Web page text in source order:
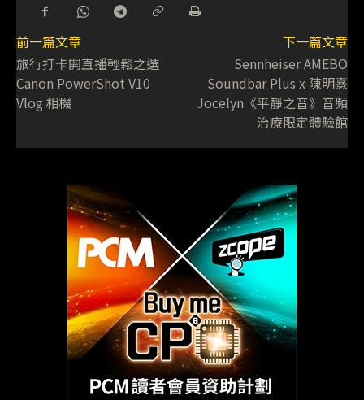
前一篇文章
旅行打卡開直播輕鬆之選
Canon PowerShot V10
Vlog 相機
下一篇文章
Sennheiser AMEBO
Soundbar Plus x 陳明憙
Jocelyn《平靜之音》音頻
治療限定體驗館